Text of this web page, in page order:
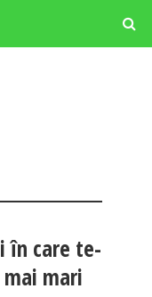
în care te-
mai mari